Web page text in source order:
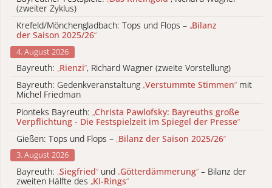
(zweiter Zyklus)
Krefeld/Mönchengladbach: Tops und Flops – „Bilanz
der Saison 2025/26“
4. August 2026
Bayreuth: „Rienzi“, Richard Wagner (zweite Vorstellung)
Bayreuth: Gedenkveranstaltung „Verstummte Stimmen“ mit
Michel Friedman
Pionteks Bayreuth: „Christa Pawlofsky: Bayreuths große
Verpflichtung - Die Festspielzeit im Spiegel der Presse“
Gießen: Tops und Flops – „Bilanz der Saison 2025/26“
3. August 2026
Bayreuth: „Siegfried“ und „Götterdämmerung“ – Bilanz der
zweiten Hälfte des „KI-Rings“